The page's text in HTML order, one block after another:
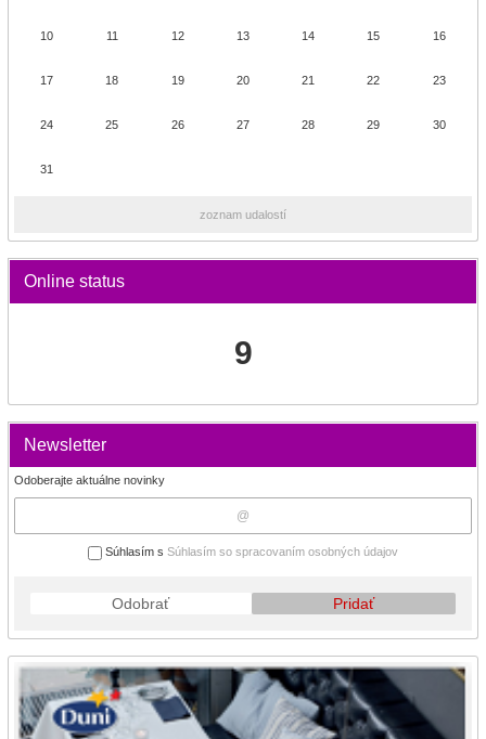
10 11 12 13 14 15 16
17 18 19 20 21 22 23
24 25 26 27 28 29 30
31
zoznam udalostí
Online status
9
Newsletter
Odoberajte aktuálne novinky
Súhlasím s Súhlasím so spracovaním osobných údajov
Odobrať Pridať